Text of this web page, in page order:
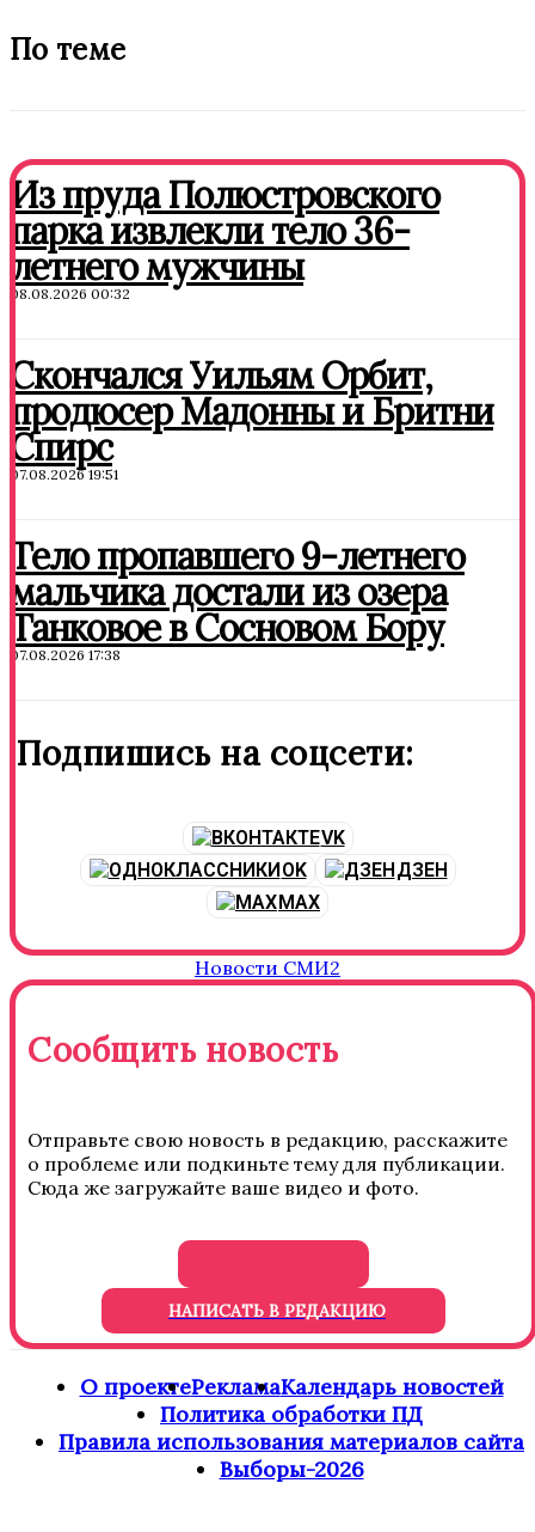
По теме
Из пруда Полюстровского
парка извлекли тело 36-
летнего мужчины
08.08.2026 00:32
Скончался Уильям Орбит,
продюсер Мадонны и Бритни
Спирс
07.08.2026 19:51
Тело пропавшего 9-летнего
мальчика достали из озера
Танковое в Сосновом Бору
07.08.2026 17:38
Подпишись на соцсети:
VK
OK
ДЗЕН
MAX
Новости СМИ2
Сообщить новость
Отправьте свою новость в редакцию, расскажите
о проблеме или подкиньте тему для публикации.
Сюда же загружайте ваше видео и фото.
НАПИСАТЬ В РЕДАКЦИЮ
О проектеРекламаКалендарь новостей
Политика обработки ПД
Правила использования материалов сайта
Выборы-2026